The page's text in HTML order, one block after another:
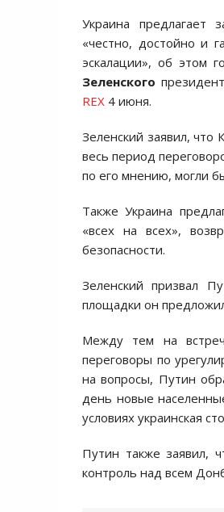
Украина предлагает
«честно, достойно и
эскалации», об этом
Зеленского
REX 4 июня.
Зеленский заявил, что
весь период
по его мнению, могли
Также Украина
«всех на всех»,
безопасности.
Зеленский призвал
площадки он
Между тем на
переговоры по
на вопросы, Путин
день новые
условиях украинская
Путин также заявил,
контроль над всем